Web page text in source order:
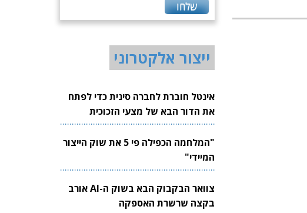
ייצור אלקטרוני
אינטל חוברת לחברה סינית כדי לפתח
את הדור הבא של מצעי הזכוכית
לשבבים
"המלחמה הכפילה פי 5 את שוק הייצור
המיידי"
צוואר הבקבוק הבא בשוק ה-AI אורב
בקצה שרשרת האספקה